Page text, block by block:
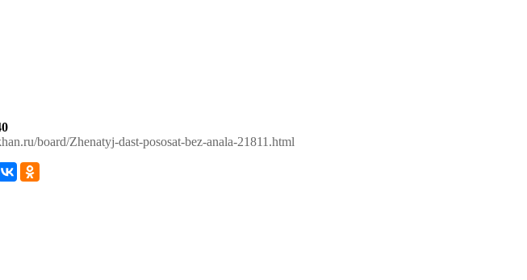
board/Zhenatyj-dast-pososat-bez-anala-21811.html